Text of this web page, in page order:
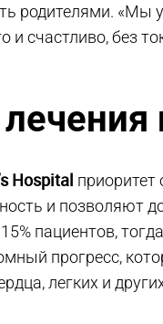
родителями.
и счастливо, без
Hospital приоритет
и позволяют
пациентов,
прогресс,
легких и